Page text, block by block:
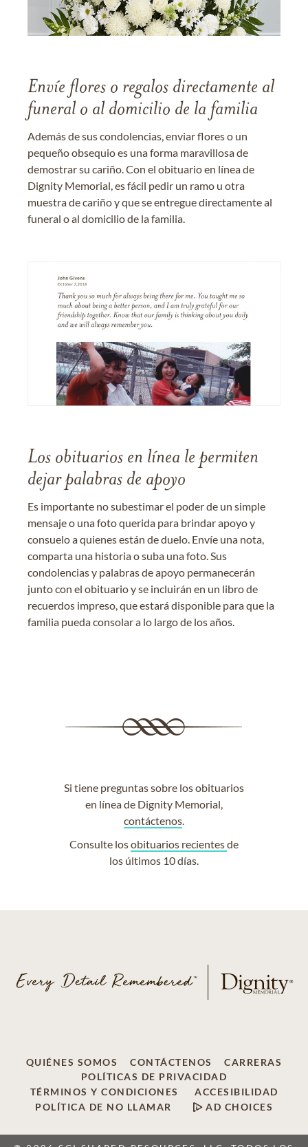
Envíe flores o regalos directamente al
funeral o al domicilio de la familia
Además de sus condolencias, enviar flores o un
pequeño obsequio es una forma maravillosa de
demostrar su cariño. Con el obituario en línea de
Dignity Memorial, es fácil pedir un ramo u otra
muestra de cariño y que se entregue directamente al
funeral o al domicilio de la familia.
Los obituarios en línea le permiten
dejar palabras de apoyo
Es importante no subestimar el poder de un simple
mensaje o una foto querida para brindar apoyo y
consuelo a quienes están de duelo. Envíe una nota,
comparta una historia o suba una foto. Sus
condolencias y palabras de apoyo permanecerán
junto con el obituario y se incluirán en un libro de
recuerdos impreso, que estará disponible para que la
familia pueda consolar a lo largo de los años.
Si tiene preguntas sobre los obituarios
en línea de Dignity Memorial,
contáctenos.
Consulte losobituarios recientesde
los últimos 10 días.
QUIÉNES SOMOS CONTÁCTENOS
CARRERAS
POLÍTICAS DE PRIVACIDAD
TÉRMINOS Y CONDICIONES
ACCESIBILIDAD
POLÍTICA DE NO LLAMAR
AD CHOICES